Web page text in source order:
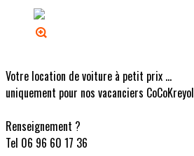
Votre location de voiture à petit prix ...
uniquement pour nos vacanciers CoCoKreyol
Renseignement ?
Tel 06 96 60 17 36